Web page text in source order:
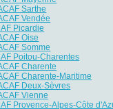
Sarthe
Vendée
Picardie
Oise
Somme
Poitou-Charentes
Charente
Charente-Maritime
Deux-Sèvres
Vienne
Provence-Alpes-Côte